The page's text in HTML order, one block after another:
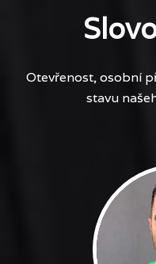
Otevřenost, osobní
stavu